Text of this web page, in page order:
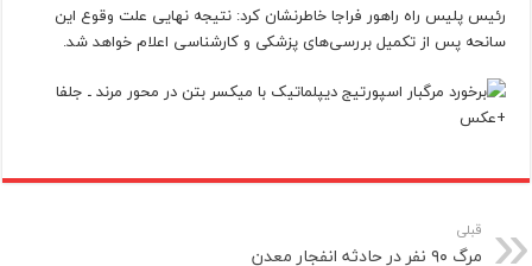
رئیس پلیس راه راهور فراجا خاطرنشان کرد: نتیجه نهایی علت وقوع این
سانحه پس از تکمیل بررسی‌های پزشکی و کارشناسی اعلام خواهد شد.
قبلی
مرگ ۹۰ نفر در حادثه انفجار معدن